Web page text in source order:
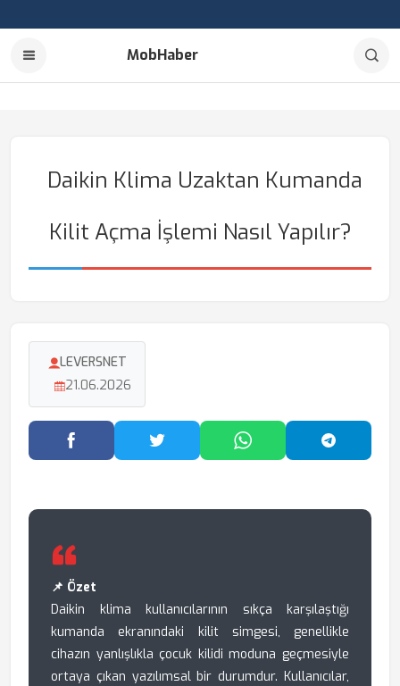
MobHaber
Daikin Klima Uzaktan Kumanda
Kilit Açma İşlemi Nasıl Yapılır?
LEVERSNET
21.06.2026
Facebook'ta PaylaşTwitter'da PaylaşWhatsApp'ta Paylaş
📌 Özet
Daikin klima kullanıcılarının sıkça karşılaştığı
kumanda ekranındaki kilit simgesi, genellikle
cihazın yanlışlıkla çocuk kilidi moduna geçmesiyle
ortaya çıkan yazılımsal bir durumdur. Kullanıcılar,